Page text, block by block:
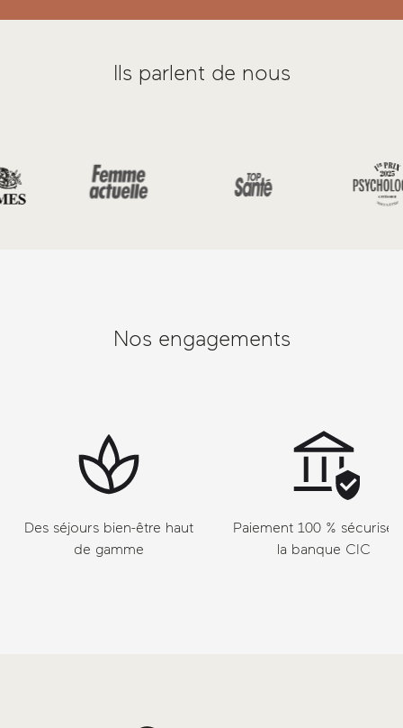
Ils parlent de nous
Nos engagements
Des séjours bien-être haut
de gamme
Paiement 100 % sécurisé
la banque CIC